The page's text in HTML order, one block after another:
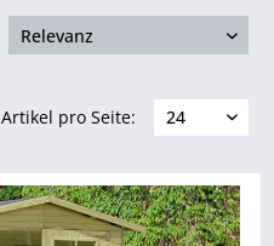
Artikel pro Seite: